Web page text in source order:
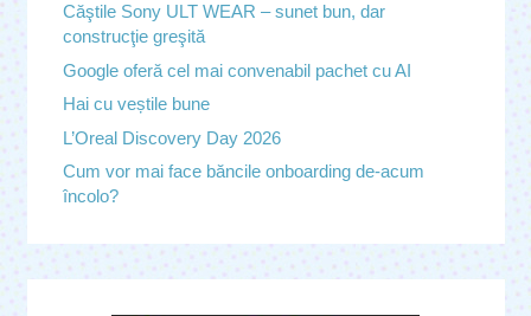
Căştile Sony ULT WEAR – sunet bun, dar
construcţie greşită
Google oferă cel mai convenabil pachet cu AI
Hai cu veștile bune
L’Oreal Discovery Day 2026
Cum vor mai face băncile onboarding de-acum
încolo?